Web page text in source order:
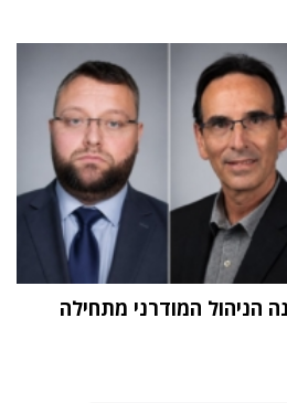
הניהול המודרני מתחילה